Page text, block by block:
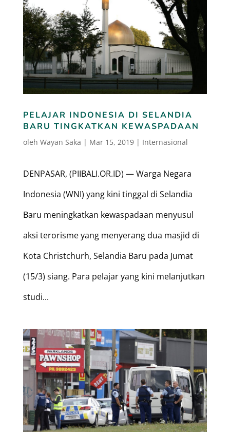
PELAJAR INDONESIA DI SELANDIA
BARU TINGKATKAN KEWASPADAAN
oleh Wayan Saka | Mar 15, 2019| Internasional
DENPASAR, (PIIBALI.OR.ID) — Warga Negara
Indonesia (WNI) yang kini tinggal di Selandia
Baru meningkatkan kewaspadaan menyusul
aksi terorisme yang menyerang dua masjid di
Kota Christchurh, Selandia Baru pada Jumat
(15/3) siang. Para pelajar yang kini melanjutkan
studi...